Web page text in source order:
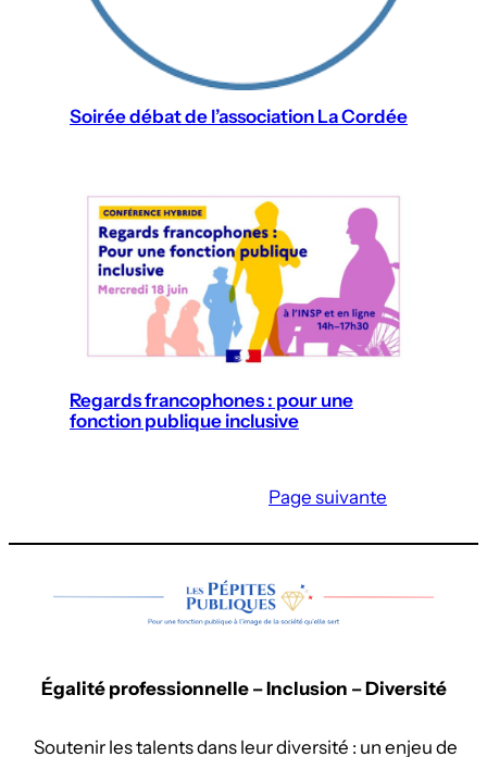
Soirée débat de l’association La Cordée
Regards francophones : pour une
fonction publique inclusive
Page suivante
Égalité professionnelle – Inclusion – Diversité
Soutenir les talents dans leur diversité : un enjeu de